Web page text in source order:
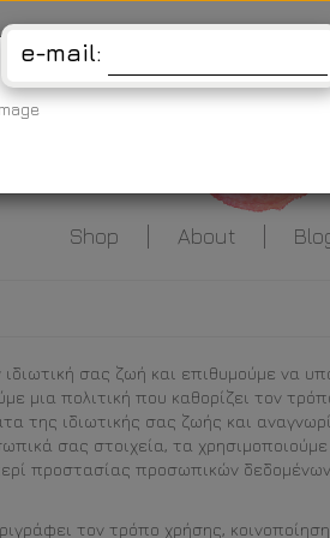
Shop About
σας ζωή και επιθυμούμε να
μια πολιτική που καθορίζει τον
της ιδιωτικής σας ζωής και
σας στοιχεία, τα
προστασίας προσωπικών
τον τρόπο χρήσης,
e-mail: